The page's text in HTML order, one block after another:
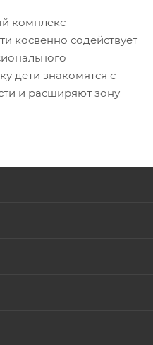
комплекс
косвенно содействует
дети знакомятся с
и расширяют зону